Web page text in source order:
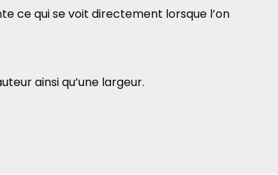
ce qui se voit directement lorsque l’on
ainsi qu’une largeur.